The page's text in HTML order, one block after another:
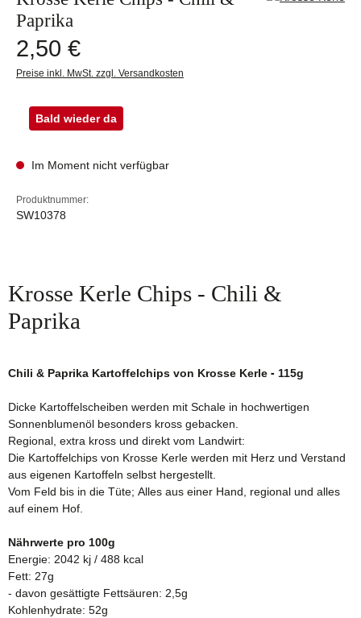
Paprika
Regulärer Preis:
2,50 €
Preise inkl. MwSt. zzgl. Versandkosten
Bald wieder da
Im Moment nicht verfügbar
Produktnummer:
SW10378
Krosse Kerle Chips - Chili &
Paprika
Chili & Paprika Kartoffelchips von Krosse Kerle - 115g
Dicke Kartoffelscheiben werden mit Schale in hochwertigen
Sonnenblumenöl besonders kross gebacken.
Regional, extra kross und direkt vom Landwirt:
Die Kartoffelchips von Krosse Kerle werden mit Herz und Verstand
aus eigenen Kartoffeln selbst hergestellt.
Vom Feld bis in die Tüte; Alles aus einer Hand, regional und alles
auf einem Hof.
Nährwerte pro 100g
Energie: 2042 kj / 488 kcal
Fett: 27g
- davon gesättigte Fettsäuren: 2,5g
Kohlenhydrate: 52g